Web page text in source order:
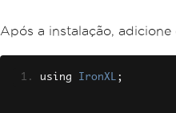
Após a instalação,
using IronXL ;